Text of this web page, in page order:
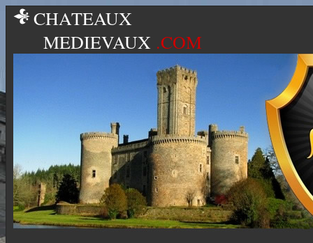
CHATEAUX
MEDIEVAUX .COM